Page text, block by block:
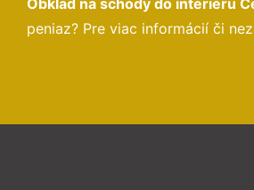
peniaz? Pre viac informácií či